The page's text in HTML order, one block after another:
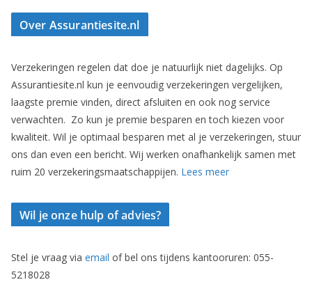
Over Assurantiesite.nl
Verzekeringen regelen dat doe je natuurlijk niet dagelijks. Op
Assurantiesite.nl kun je eenvoudig verzekeringen vergelijken,
laagste premie vinden, direct afsluiten en ook nog service
verwachten. Zo kun je premie besparen en toch kiezen voor
kwaliteit. Wil je optimaal besparen met al je verzekeringen, stuur
ons dan even een bericht. Wij werken onafhankelijk samen met
ruim 20 verzekeringsmaatschappijen. Lees meer
Wil je onze hulp of advies?
Stel je vraag via email of bel ons tijdens kantooruren: 055-
5218028